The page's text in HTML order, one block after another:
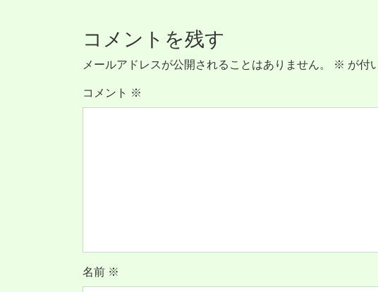
コメントを残す
メールアドレスが公開されることはありません。 ※ が付
コメント ※
名前 ※